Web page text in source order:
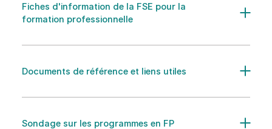
Fiches d'information de la FSE pour la
formation professionnelle
Documents de référence et liens utiles
Sondage sur les programmes en FP